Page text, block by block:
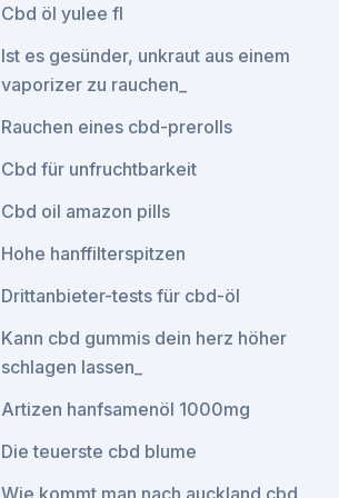
Cbd öl yulee fl
Ist es gesünder, unkraut aus einem
vaporizer zu rauchen_
Rauchen eines cbd-prerolls
Cbd für unfruchtbarkeit
Cbd oil amazon pills
Hohe hanffilterspitzen
Drittanbieter-tests für cbd-öl
Kann cbd gummis dein herz höher
schlagen lassen_
Artizen hanfsamenöl 1000mg
Die teuerste cbd blume
Wie kommt man nach auckland cbd